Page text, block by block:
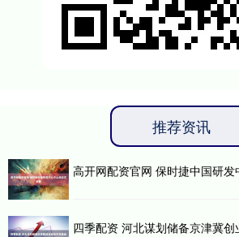
推荐资讯
高开网配资官网 保时捷中国研
四季配资 河北谋划储备京津冀